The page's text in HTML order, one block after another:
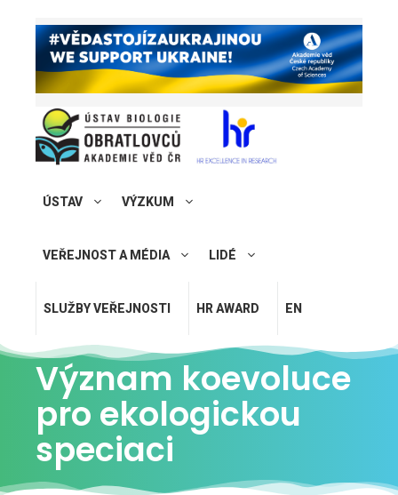
ÚSTAV VÝZKUM
VEŘEJNOST A MÉDIA LIDÉ
SLUŽBY VEŘEJNOSTI HR AWARD EN
Význam koevoluce
pro ekologickou
speciaci